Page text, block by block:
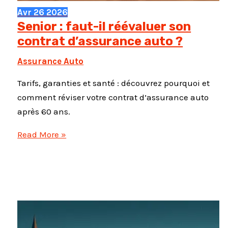
Avr 26 2026
Senior : faut-il réévaluer son
contrat d’assurance auto ?
Assurance Auto
Tarifs, garanties et santé : découvrez pourquoi et
comment réviser votre contrat d’assurance auto
après 60 ans.
Senior
contrat
Read More »